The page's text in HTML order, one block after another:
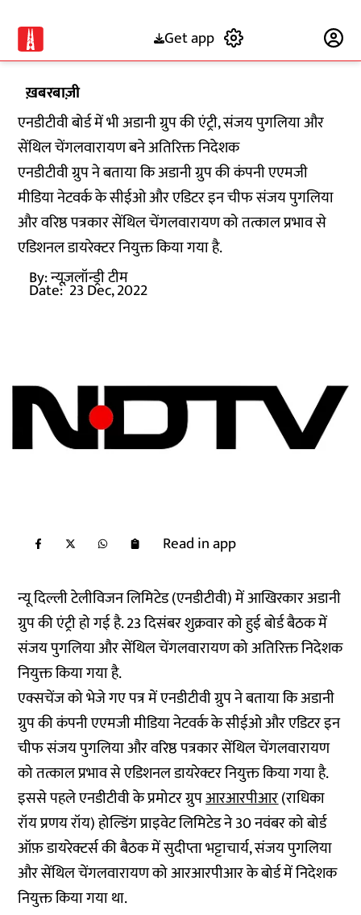
Get app
ख़बरबाज़ी
एनडीटीवी बोर्ड में भी अडानी ग्रुप की एंट्री, संजय पुगलिया और
सेंथिल चेंगलवारायण बने अतिरिक्त निदेशक
एनडीटीवी ग्रुप ने बताया कि अडानी ग्रुप की कंपनी एएमजी
मीडिया नेटवर्क के सीईओ और एडिटर इन चीफ संजय पुगलिया
और वरिष्ठ पत्रकार सेंथिल चेंगलवारायण को तत्काल प्रभाव से
एडिशनल डायरेक्टर नियुक्त किया गया है.
By:न्यूज़लॉन्ड्री टीम
Date: 23 Dec, 2022
Read in app
न्यू दिल्ली टेलीविजन लिमिटेड (एनडीटीवी) में आखिरकार अडानी
ग्रुप की एंट्री हो गई है. 23 दिसंबर शुक्रवार को हुई बोर्ड बैठक में
संजय पुगलिया और सेंथिल चेंगलवारायण को अतिरिक्त निदेशक
नियुक्त किया गया है.
एक्सचेंज को भेजे गए पत्र में एनडीटीवी ग्रुप ने बताया कि अडानी
ग्रुप की कंपनी एएमजी मीडिया नेटवर्क के सीईओ और एडिटर इन
चीफ संजय पुगलिया और वरिष्ठ पत्रकार सेंथिल चेंगलवारायण
को तत्काल प्रभाव से एडिशनल डायरेक्टर नियुक्त किया गया है.
इससे पहले एनडीटीवी के प्रमोटर ग्रुपआरआरपीआर(राधिका
रॉय प्रणय रॉय) होल्डिंग प्राइवेट लिमिटेड ने 30 नवंबर को बोर्ड
ऑफ़ डायरेक्टर्स की बैठक में सुदीप्ता भट्टाचार्य, संजय पुगलिया
और सेंथिल चेंगलवारायण को आरआरपीआर के बोर्ड में निदेशक
नियुक्त किया गया था.